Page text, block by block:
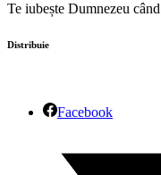
Te iubește Dumnezeu
Distribuie
Facebook